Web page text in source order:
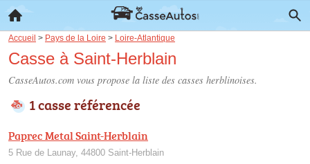
Accueil > Pays de la Loire > Loire-Atlantique
Casse à Saint-Herblain
CasseAutos.com vous propose la liste des casses herblinoises.
1 casse référencée
Paprec Metal Saint-Herblain
5 Rue de Launay, 44800 Saint-Herblain